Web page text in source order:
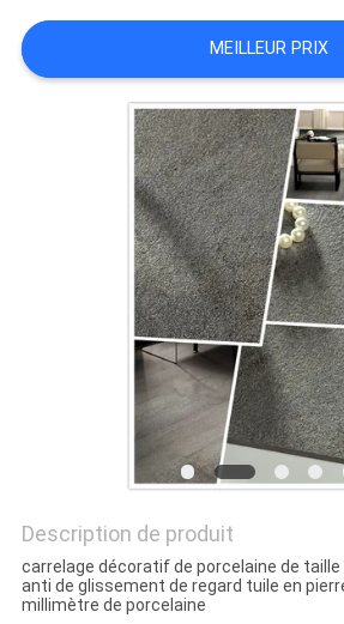
DEMANDEZ
UN DEVIS
POLITIQUE
CONFIDENTIALITÉ
MEILLEUR PRIX
Description de produit
carrelage décoratif de porcelaine de taille
anti de glissement de regard tuile en
millimètre de porcelaine